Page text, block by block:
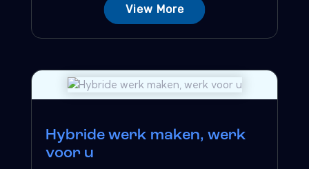
View More
Hybride werk maken, werk
voor u